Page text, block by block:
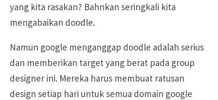
yang kita rasakan? Bahnkan seringkali kita
mengabaikan doodle.
Namun google menganggap doodle adalah serius
dan memberikan target yang berat pada group
designer ini. Mereka harus membuat ratusan
design setiap hari untuk semua domain google